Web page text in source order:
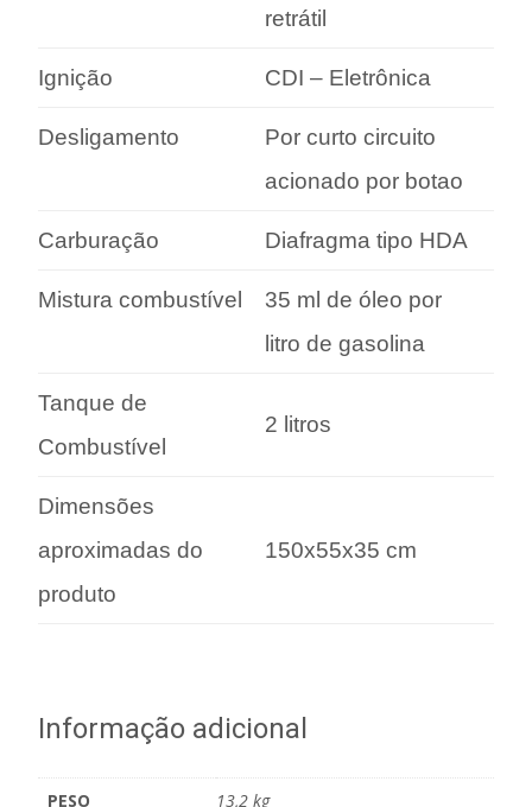
retrátil
Ignição CDI – Eletrônica
Desligamento
Por curto circuito
acionado por botao
Carburação Diafragma tipo HDA
Mistura combustível
35 ml de óleo por
litro de gasolina
Tanque de
Combustível
2 litros
Dimensões
aproximadas do
produto
150x55x35 cm
Informação adicional
PESO
13,2 kg